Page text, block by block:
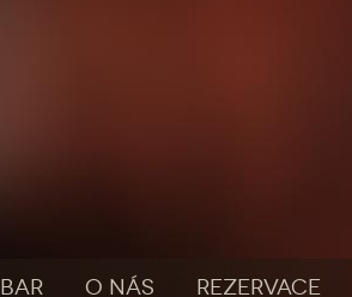
BAR O NÁS REZERVACE